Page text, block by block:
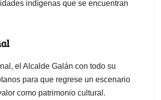
indígenas que se encuentran
el Alcalde Galán con todo su
para que regrese un escenario
como patrimonio cultural.